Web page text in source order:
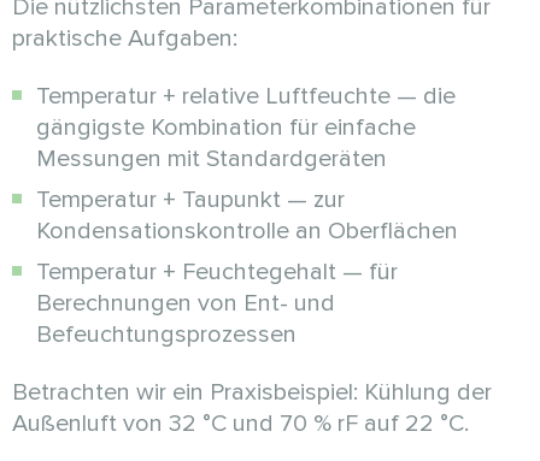
Die nützlichsten Parameterkombinationen für
praktische Aufgaben:
Temperatur + relative Luftfeuchte — die
gängigste Kombination für einfache
Messungen mit Standardgeräten
Temperatur + Taupunkt — zur
Kondensationskontrolle an Oberflächen
Temperatur + Feuchtegehalt — für
Berechnungen von Ent- und
Befeuchtungsprozessen
Betrachten wir ein Praxisbeispiel: Kühlung der
Außenluft von 32 °C und 70 % rF auf 22 °C.